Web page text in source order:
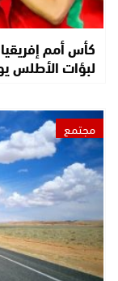
لبؤات الأطلس
مجتمع